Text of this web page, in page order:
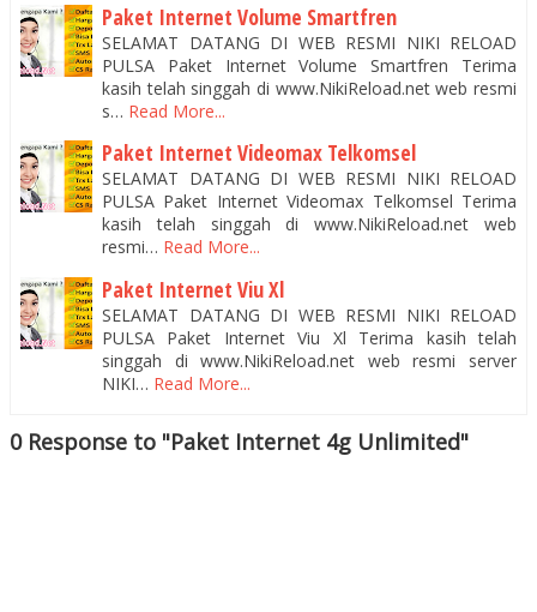
Paket Internet Volume Smartfren
SELAMAT DATANG DI WEB RESMI NIKI RELOAD
PULSA Paket Internet Volume Smartfren Terima
kasih telah singgah di www.NikiReload.net web resmi
s… Read More...
Paket Internet Videomax Telkomsel
SELAMAT DATANG DI WEB RESMI NIKI RELOAD
PULSA Paket Internet Videomax Telkomsel Terima
kasih telah singgah di www.NikiReload.net web
resmi… Read More...
Paket Internet Viu Xl
SELAMAT DATANG DI WEB RESMI NIKI RELOAD
PULSA Paket Internet Viu Xl Terima kasih telah
singgah di www.NikiReload.net web resmi server
NIKI… Read More...
0 Response to "Paket Internet 4g Unlimited"